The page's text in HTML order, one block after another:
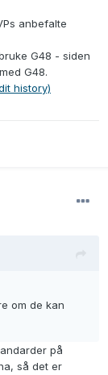
anbefalte
G48 - siden
G48.
history)
om de kan
på
så det er